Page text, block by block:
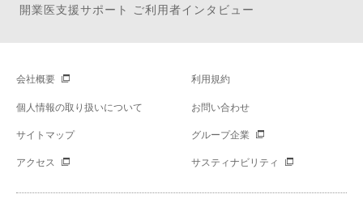
開業医支援サポート ご利用者インタビュー
会社概要 利用規約
個人情報の取り扱いについて お問い合わせ
サイトマップ グループ企業
アクセス サスティナビリティ